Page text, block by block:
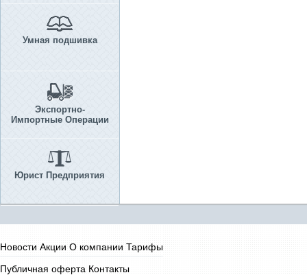
Умная подшивка
Экспортно-
Импортные Операции
Юрист Предприятия
Новости Акции О компании Тарифы
Публичная оферта Контакты